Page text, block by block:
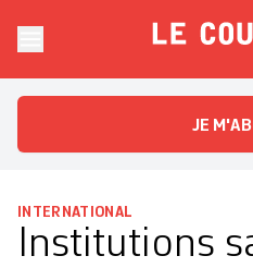
Le
JE
INTERNATIONAL
Institutions